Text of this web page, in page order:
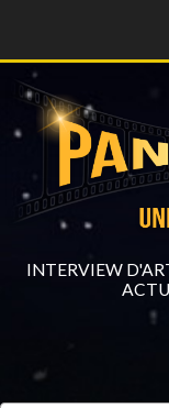
INTERVIEW